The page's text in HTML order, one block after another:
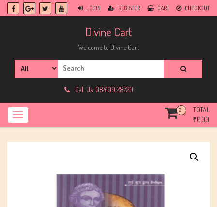
Skip
LOGIN REGISTER CART CHECKOUT
Divine Cart
Welcome to Divine Cart
for:
Call Us: 084109 28720
0
TOTAL
₹0.00